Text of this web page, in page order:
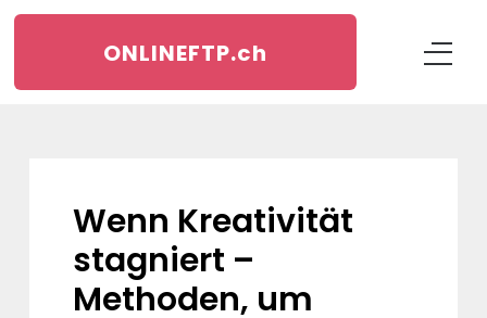
ONLINEFTP.ch
Wenn Kreativität
stagniert –
Methoden, um